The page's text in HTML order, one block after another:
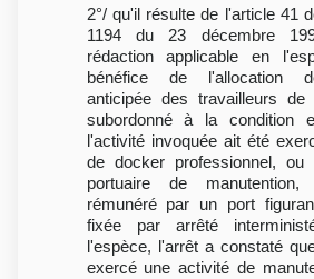
2°/ qu'il résulte de l'article 41
1194 du 23 décembre
rédaction applicable en
bénéfice de l'allocation
anticipée des travailleurs de
subordonné à la condition
l'activité invoquée ait été
de docker professionnel, ou
portuaire de
rémunéré par un port
fixée par arrêté
l'espèce, l'arrêt a constaté
exercé une activité de